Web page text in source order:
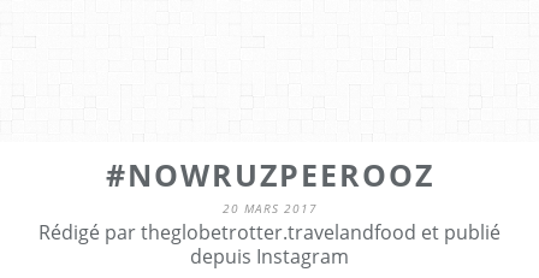
#NOWRUZPEEROOZ
20 MARS 2017
Rédigé par theglobetrotter.travelandfood et publié
depuis Instagram